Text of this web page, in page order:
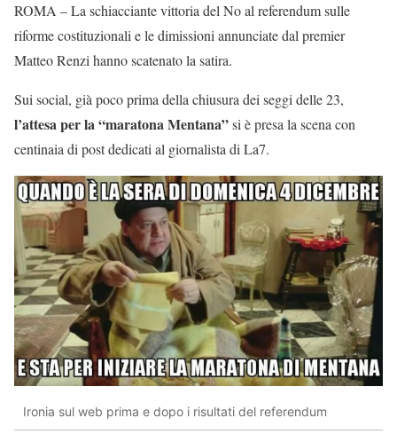
ROMA – La schiacciante vittoria del No al referendum sulle
riforme costituzionali e le dimissioni annunciate dal premier
Matteo Renzi hanno scatenato la satira.
Sui social, già poco prima della chiusura dei seggi delle 23,
l’attesa per la “maratona Mentana”si è presa la scena con
centinaia di post dedicati al giornalista di La7.
Ironia sul web prima e dopo i risultati del referendum